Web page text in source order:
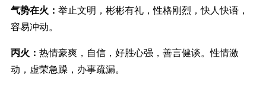
气势在火： 举止文明，彬彬有礼，性格刚烈，快人快语，
容易冲动。
丙火： 热情豪爽，自信，好胜心强，善言健谈。性情激
动，虚荣急躁，办事疏漏。